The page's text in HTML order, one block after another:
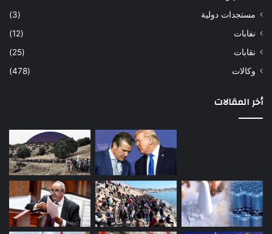
مستجدات دولية
(3)
نفابات
(12)
نقابات
(25)
وكالات
(478)
أخر المقالات